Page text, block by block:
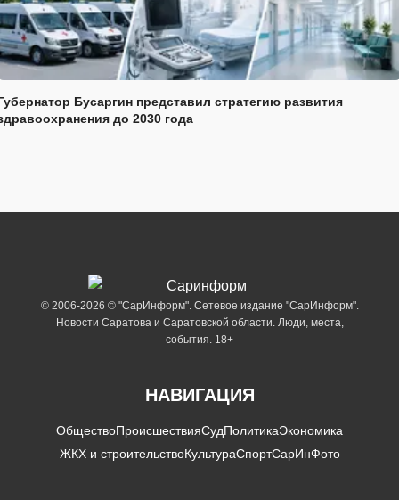
Бусаргин представил стратегию развития
до 2030 года
© 2006-2026 © "СарИнформ". Сетевое издание "СарИнформ".
Новости Саратова и Саратовской области. Люди, места,
события. 18+
НАВИГАЦИЯ
ОбществоПроисшествияСудПолитикаЭкономика
ЖКХ и строительствоКультураСпортСарИнФото